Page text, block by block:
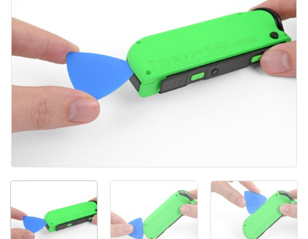
Publier un commentaire